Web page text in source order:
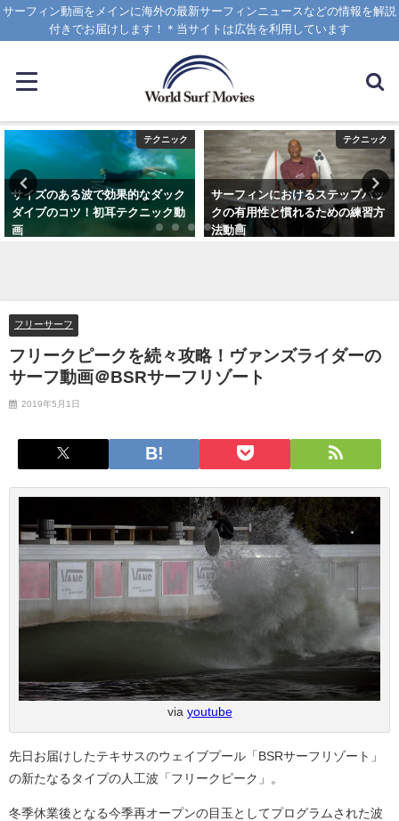
サーフィン動画をメインに海外の最新サーフィンニュースなどの情報を解説
付きでお届けします！＊当サイトは広告を利用しています
テクニック
サイズのある波で効果的なダック
ダイブのコツ！初耳テクニック動
画
テクニック
サーフィンにおけるステップバッ
クの有用性と慣れるための練習方
法動画
フリーサーフ
フリークピークを続々攻略！ヴァンズライダーの
サーフ動画＠BSRサーフリゾート
2019年5月1日
via youtube
先日お届けしたテキサスのウェイブプール「BSRサーフリゾート」
の新たなるタイプの人工波「フリークピーク」。
冬季休業後となる今季再オープンの目玉としてプログラムされた波